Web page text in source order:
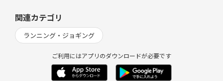
関連カテゴリ
ランニング・ジョギング
ご利用にはアプリのダウンロードが必要です